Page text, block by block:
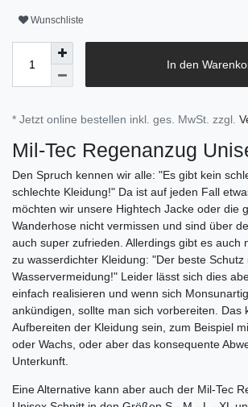
Wunschliste
In den
* Jetzt online bestellen inkl. ges. MwSt. zzgl.
Mil-Tec Regenanzug
Den Spruch kennen wir alle: "Es gibt kein
schlechte Kleidung!" Da ist auf jeden Fall
möchten wir unsere Hightech Jacke oder die
Wanderhose nicht vermissen und sind über
auch super zufrieden. Allerdings gibt es auch
zu wasserdichter Kleidung: "Der beste Schutz
Wasservermeidung!" Leider lässt sich dies
einfach realisieren und wenn sich
ankündigen, sollte man sich vorbereiten. Das
Aufbereiten der Kleidung sein, zum Beispiel
oder Wachs, oder aber das konsequente
Unterkunft.
Eine Alternative kann aber auch der Mil-Tec